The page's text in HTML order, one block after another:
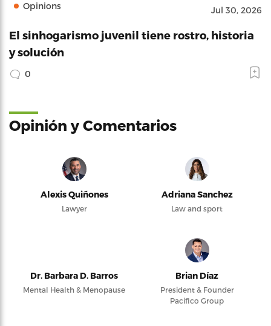
Opinions Jul 30, 2026
El sinhogarismo juvenil tiene rostro, historia
y solución
0
Opinión y Comentarios
Alexis Quiñones
Lawyer
Adriana Sanchez
Law and sport
Dr. Barbara D. Barros
Mental Health & Menopause
Brian Díaz
President & Founder
Pacifico Group